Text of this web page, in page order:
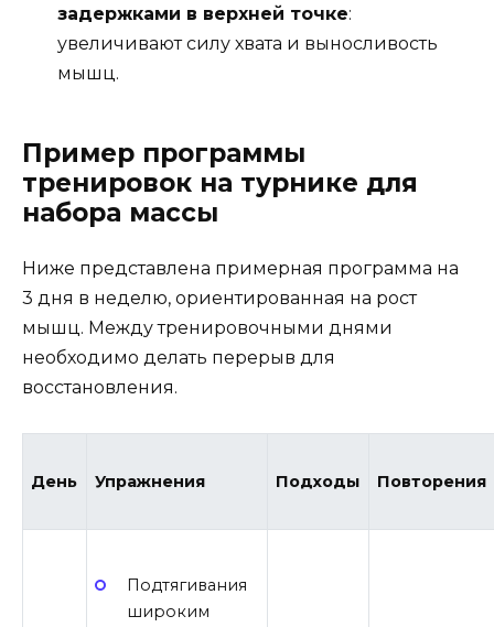
задержками в верхней точке:
увеличивают силу хвата и выносливость
мышц.
Пример программы
тренировок на турнике для
набора массы
Ниже представлена примерная программа на
3 дня в неделю, ориентированная на рост
мышц. Между тренировочными днями
необходимо делать перерыв для
восстановления.
День Упражнения Подходы Повторения
Подтягивания
широким